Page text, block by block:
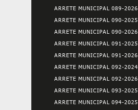
ARRETE MUNICIPAL 089-2026
ARRETE MUNICIPAL 090-2025
ARRETE MUNICIPAL 090-2026
ARRETE MUNICIPAL 091-2025
ARRETE MUNICIPAL 091-2026
ARRETE MUNICIPAL 092-2024
ARRETE MUNICIPAL 092-2026
ARRETE MUNICIPAL 093-2025
ARRETE MUNICIPAL 094-2025